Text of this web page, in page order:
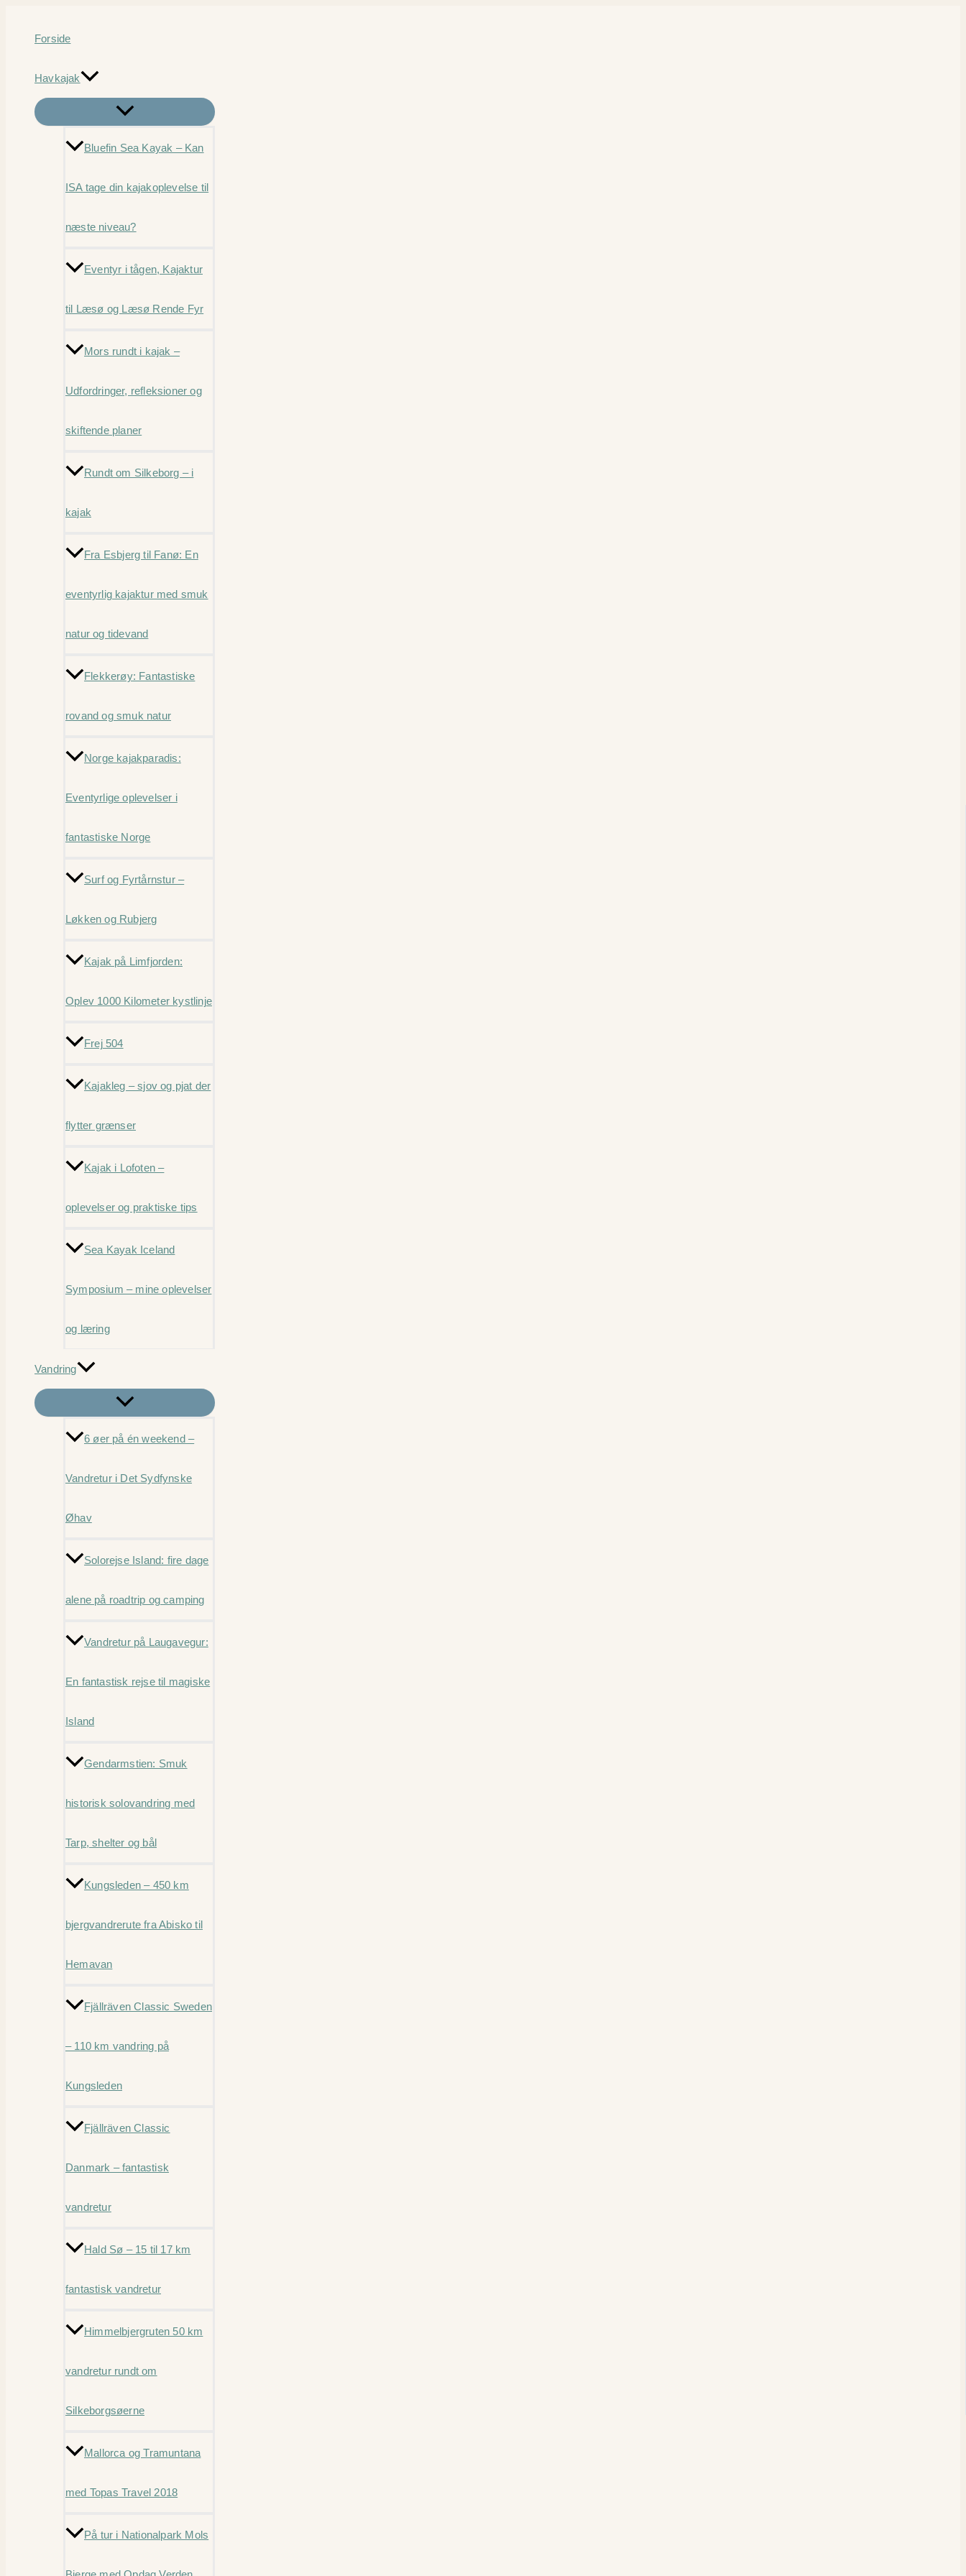
Forside
Havkajak
Bluefin Sea Kayak – Kan
ISA tage din kajakoplevelse til
næste niveau?
Eventyr i tågen, Kajaktur
til Læsø og Læsø Rende Fyr
Mors rundt i kajak –
Udfordringer, refleksioner og
skiftende planer
Rundt om Silkeborg – i
kajak
Fra Esbjerg til Fanø: En
eventyrlig kajaktur med smuk
natur og tidevand
Flekkerøy: Fantastiske
rovand og smuk natur
Norge kajakparadis:
Eventyrlige oplevelser i
fantastiske Norge
Surf og Fyrtårnstur –
Løkken og Rubjerg
Kajak på Limfjorden:
Oplev 1000 Kilometer kystlinje
Frej 504
Kajakleg – sjov og pjat der
flytter grænser
Kajak i Lofoten –
oplevelser og praktiske tips
Sea Kayak Iceland
Symposium – mine oplevelser
og læring
Vandring
6 øer på én weekend –
Vandretur i Det Sydfynske
Øhav
Solorejse Island: fire dage
alene på roadtrip og camping
Vandretur på Laugavegur:
En fantastisk rejse til magiske
Island
Gendarmstien: Smuk
historisk solovandring med
Tarp, shelter og bål
Kungsleden – 450 km
bjergvandrerute fra Abisko til
Hemavan
Fjällräven Classic Sweden
– 110 km vandring på
Kungsleden
Fjällräven Classic
Danmark – fantastisk
vandretur
Hald Sø – 15 til 17 km
fantastisk vandretur
Himmelbjergruten 50 km
vandretur rundt om
Silkeborgsøerne
Mallorca og Tramuntana
med Topas Travel 2018
På tur i Nationalpark Mols